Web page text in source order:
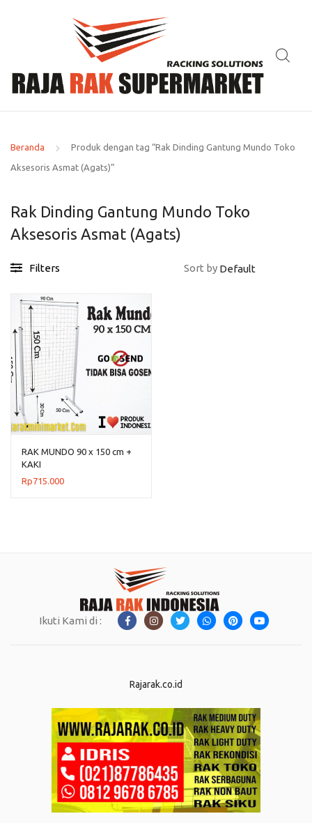
Beranda Produk dengan tag “Rak Dinding Gantung Mundo Toko
Aksesoris Asmat (Agats)”
Rak Dinding Gantung Mundo Toko
Aksesoris Asmat (Agats)
Filters Sort by
RAK MUNDO 90 x 150 cm +
KAKI
Rp715.000
Ikuti Kami di :
Rajarak.co.id